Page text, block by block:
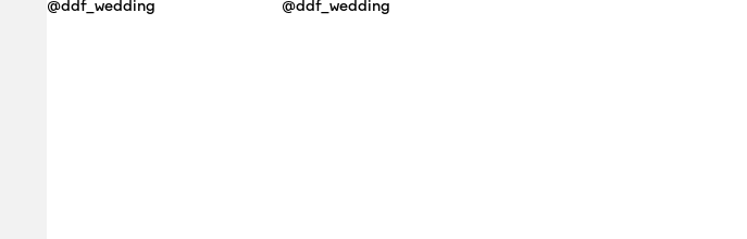
@ddf_wedding @ddf_wedding